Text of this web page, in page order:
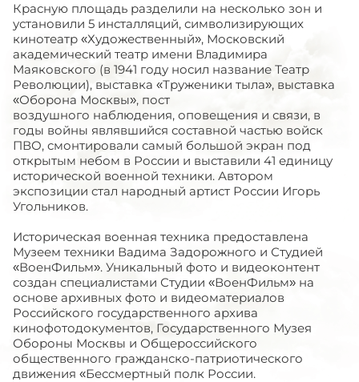
Красную площадь разделили на несколько зон и
установили 5 инсталляций, символизирующих
кинотеатр «Художественный», Московский
академический театр имени Владимира
Маяковского (в 1941 году носил название Театр
Революции), выставка «Труженики тыла», выставка
«Оборона Москвы», пост
воздушного наблюдения, оповещения и связи, в
годы войны являвшийся составной частью войск
ПВО, смонтировали самый большой экран под
открытым небом в России и выставили 41 единицу
исторической военной техники. Автором
экспозиции стал народный артист России Игорь
Угольников.
Историческая военная техника предоставлена
Музеем техники Вадима Задорожного и Студией
«ВоенФильм». Уникальный фото и видеоконтент
создан специалистами Студии «ВоенФильм» на
основе архивных фото и видеоматериалов
Российского государственного архива
кинофотодокументов, Государственного Музея
Обороны Москвы и Общероссийского
общественного гражданско-патриотического
движения «Бессмертный полк России.